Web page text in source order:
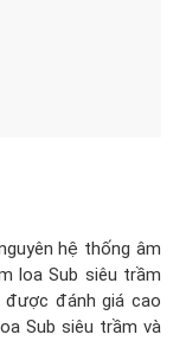
hệ thống âm
loa Sub siêu trầm
được đánh giá cao
Sub siêu trầm và